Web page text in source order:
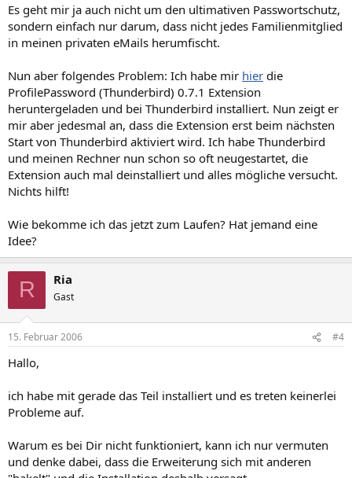
Es geht mir ja auch nicht um den ultimativen Passwortschutz,
sondern einfach nur darum, dass nicht jedes Familienmitglied
in meinen privaten eMails herumfischt.
Nun aber folgendes Problem: Ich habe mir hier die
ProfilePassword (Thunderbird) 0.7.1 Extension
heruntergeladen und bei Thunderbird installiert. Nun zeigt er
mir aber jedesmal an, dass die Extension erst beim nächsten
Start von Thunderbird aktiviert wird. Ich habe Thunderbird
und meinen Rechner nun schon so oft neugestartet, die
Extension auch mal deinstalliert und alles mögliche versucht.
Nichts hilft!
Wie bekomme ich das jetzt zum Laufen? Hat jemand eine
Idee?
R Ria
Gast
15. Februar 2006 #4
Hallo,
ich habe mit gerade das Teil installiert und es treten keinerlei
Probleme auf.
Warum es bei Dir nicht funktioniert, kann ich nur vermuten
und denke dabei, dass die Erweiterung sich mit anderen